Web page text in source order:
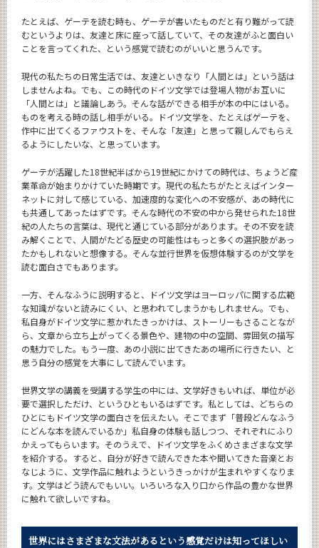
たとえば、ゲーテを読む時も、ゲーテが書いたものだと有り難がって読
むというよりは、友達と床に座って話していて、その友達がふと面白い
ことを言ってくれた、という感覚で読むのがいいと思うんです。
現代の私たちの日常生活では、友達といきなり「人間とは」という話は
しませんよね。でも、この時代のドイツ文学では登場人物がお互いに
「人間とは」と議論しあう。そんな話ができる相手が本の中にはいる。
ものを考える時の話し相手がいる。ドイツ文学を、たとえばゲーテを、
作中に出てくるファウストを、そんな「友達」と思って親しんでもらえ
るようにしたいな、と思っています。
ゲーテが活躍した18世紀半ばから19世紀にかけての時代は、ちょうど産
業革命が始まりかけていた時期です。現代の私たちがたとえばインター
ネットに対して感じている、加速度的な変化への不安感が、あの時代に
も共通してあったはずです。そんな時代の不安の中から発せられた18世
紀の人たちの言葉は、現代と通じている部分があります。その不安を読
み解くことで、人間がたどる歴史の可能性はもっと多くの選択肢があっ
たかもしれないと想像する。そんな並行世界を仮想体験するのが文学を
読む面白さでもあります。
一方、そんなふうに説明すると、ドイツ文学はヨーロッパに関する広範
な知識がないと読みにくい、と思われてしまうかもしれません。でも、
私自身がドイツ文学に惹かれたきっかけは、ストーリーもさることなが
ら、文章から立ち上がってくる景色や、建物の中の空間、雰囲気の描写
の魅力でした。もう一度、あの小説に出てきたあの場所に行きたい、と
思う自分の感覚を大事にして読んでいます。
世界文学の講義を受講する学生の中には、文学好きもいれば、単位が必
要で選択しただけ、というひともいるはずです。私としては、どちらの
ひとにもドイツ文学の面白さを伝えたい。そこでまず「普段どんなふう
にどんな本を読んでいるか」私自身の体験も話しつつ、それぞれにふり
かえってもらいます。そのうえで、ドイツ文学をふくめさまざまな文学
を紹介する。すると、自分が好きで読んできた本や聞いてきた音楽とお
なじように、文学作品に触れようというきっかけが生まれやすくなりま
す。文学はどう読んでもいい。いろいろな入り口から作品の豊かな世界
に触れて欲しいですね。
世界にはさまざまな文法があるという感覚だけは知ってほしい